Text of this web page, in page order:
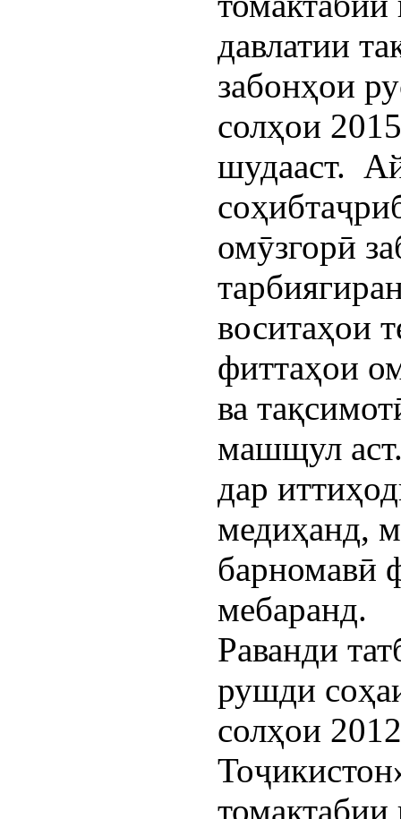
давлатии
забонҳои
солҳои
шудааст.
омӯзгорӣ
воситаҳои
фиттаҳои
ва
машщул
дар
медиҳанд,
барномавӣ
мебаранд.
Раванди
рушди
солҳои